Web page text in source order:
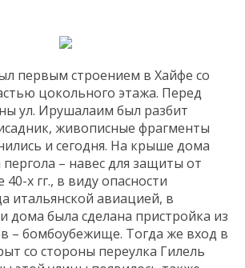
первым строением в Хайфе со
цокольного этажа. Перед
ул. Ирушалаим был разбит
живописные фрагменты
и сегодня. На крыше дома
– навес для защиты от
х гг., в виду опасности
итальянской авиацией, в
дома была сделана пристройка из
– бомбоубежище. Тогда же вход в
со стороны переулка Гилель